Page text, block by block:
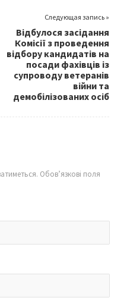
Следующая запись »
Відбулося засідання
Комісії з проведення
відбору кандидатів на
посади фахівців із
супроводу ветеранів
війни та
демобілізованих осіб
Обов’язкові поля